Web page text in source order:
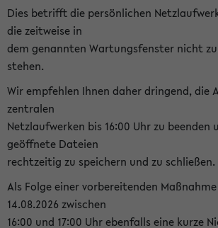
Dies betrifft die persönlichen
die zeitweise in
dem genannten Wartungsfenster nicht
stehen.
Wir empfehlen Ihnen daher dringend, die
zentralen
Netzlaufwerken bis 16:00 Uhr zu beenden
geöffnete Dateien
rechtzeitig zu speichern und zu schließen.
Als Folge einer vorbereitenden
14.08.2026 zwischen
16:00 und 17:00 Uhr ebenfalls eine kurze